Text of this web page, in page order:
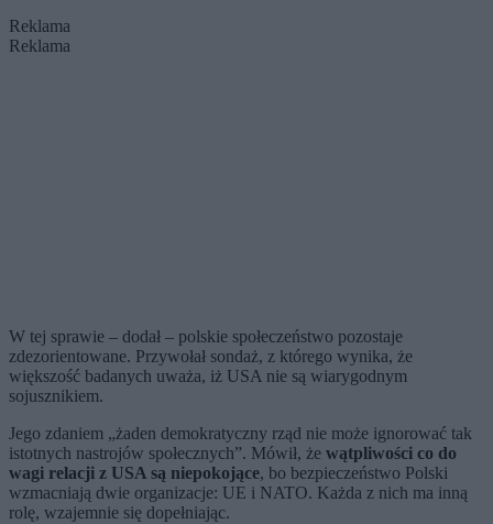
Reklama
Reklama
W tej sprawie – dodał – polskie społeczeństwo pozostaje
zdezorientowane. Przywołał sondaż, z którego wynika, że
większość badanych uważa, iż USA nie są wiarygodnym
sojusznikiem.
Jego zdaniem „żaden demokratyczny rząd nie może ignorować tak
istotnych nastrojów społecznych”. Mówił, że wątpliwości co do
wagi relacji z USA są niepokojące, bo bezpieczeństwo Polski
wzmacniają dwie organizacje: UE i NATO. Każda z nich ma inną
rolę, wzajemnie się dopełniając.